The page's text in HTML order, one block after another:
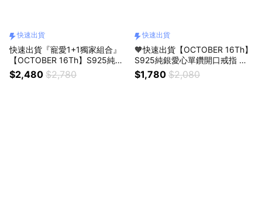
快速出貨
快速出貨『寵愛1+1獨家組合』
【OCTOBER 16Th】S925純銀
羽你相戀愛心粉色鋯石可調式情
侶對戒 戒指＃CRY6003 開運 男
$2,480 $2,780
快速出貨
🧡快速出貨【OCTOBER 16Th】
S925純銀愛心單鑽開口戒指 開
運 生日禮物 閨蜜禮物 情人節禮
物 交換禮物 客製化禮物 0223
$1,780 $2,080